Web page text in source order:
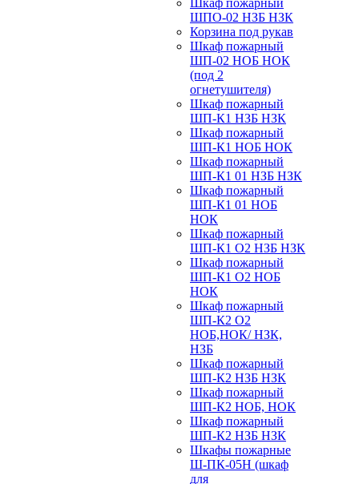
Шкаф пожарный
ШПО-02 НЗБ НЗК
Корзина под рукав
Шкаф пожарный
ШП-02 НОБ НОК
(под 2
огнетушителя)
Шкаф пожарный
ШП-К1 НЗБ НЗК
Шкаф пожарный
ШП-К1 НОБ НОК
Шкаф пожарный
ШП-К1 01 НЗБ НЗК
Шкаф пожарный
ШП-К1 01 НОБ
НОК
Шкаф пожарный
ШП-К1 О2 НЗБ НЗК
Шкаф пожарный
ШП-К1 О2 НОБ
НОК
Шкаф пожарный
ШП-К2 О2
НОБ,НОК/ НЗК,
НЗБ
Шкаф пожарный
ШП-К2 НЗБ НЗК
Шкаф пожарный
ШП-К2 НОБ, НОК
Шкаф пожарный
ШП-К2 НЗБ НЗК
Шкафы пожарные
Ш-ПК-05Н (шкаф
для